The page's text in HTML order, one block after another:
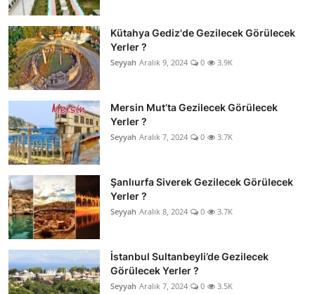
Kütahya Gediz'de Gezilecek Görülecek
Yerler ?
Seyyah Aralık 9, 2024 0 3.9K
Mersin Mut’ta Gezilecek Görülecek
Yerler ?
Seyyah Aralık 7, 2024 0 3.7K
Şanlıurfa Siverek Gezilecek Görülecek
Yerler ?
Seyyah Aralık 8, 2024 0 3.7K
İstanbul Sultanbeyli’de Gezilecek
Görülecek Yerler ?
Seyyah Aralık 7, 2024 0 3.5K